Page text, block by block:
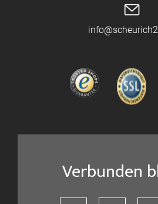
Verbunden